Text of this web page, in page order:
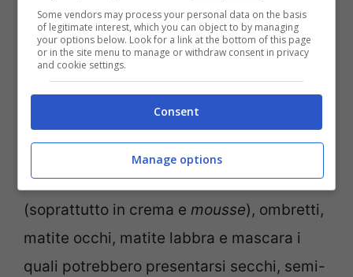
Stesso discorso è da considerarsi valido
per quanto concerne l’aspetto estetico del
prodotto beauty:
consistenza significa solo una cosa,
rimandare di rimpiazzarlo non servirà a
. Questo fenomeno si riscontra
spesso ad esempio in rossetti, blush
(soprattutto in crema e mousse), ombretti,
matite occhi, matite labbra e mascara i
quali potrebbero presentarsi secchi, semi-
Some vendors may process your personal data on the basis
of legitimate interest, which you can object to by managing
your options below. Look for a link at the bottom of this page
or in the site menu to manage or withdraw consent in privacy
and cookie settings.
Consent
Manage options